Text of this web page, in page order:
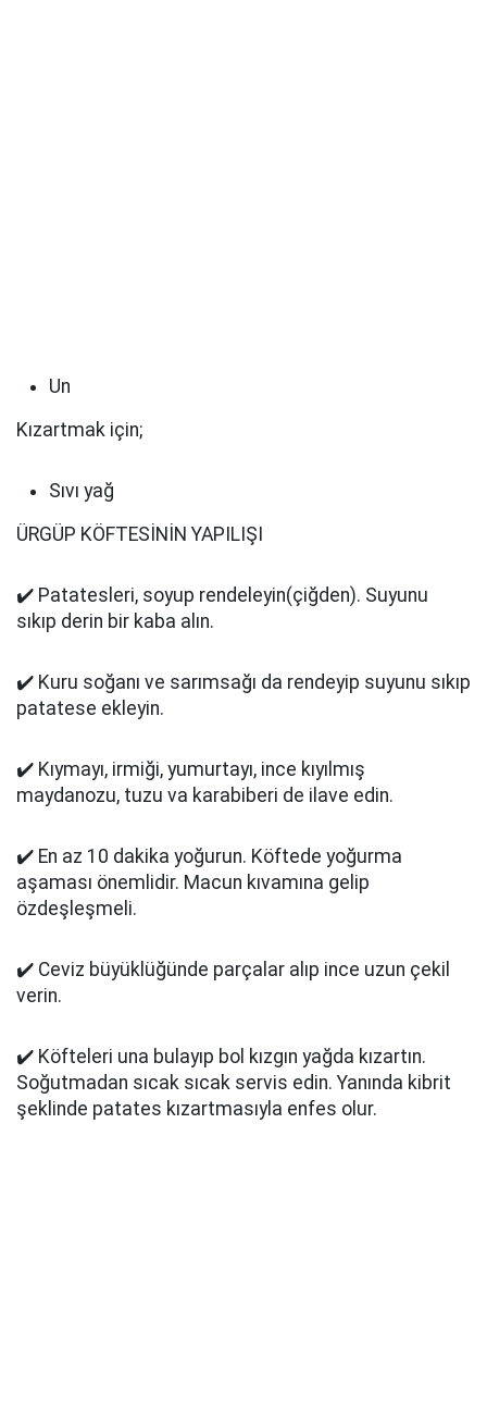
Un
Kızartmak için;
Sıvı yağ
ÜRGÜP KÖFTESİNİN YAPILIŞI
✔️ Patatesleri, soyup rendeleyin(çiğden). Suyunu
sıkıp derin bir kaba alın.
✔️ Kuru soğanı ve sarımsağı da rendeyip suyunu sıkıp
patatese ekleyin.
✔️ Kıymayı, irmiği, yumurtayı, ince kıyılmış
maydanozu, tuzu va karabiberi de ilave edin.
✔️ En az 10 dakika yoğurun. Köftede yoğurma
aşaması önemlidir. Macun kıvamına gelip
özdeşleşmeli.
✔️ Ceviz büyüklüğünde parçalar alıp ince uzun çekil
verin.
✔️ Köfteleri una bulayıp bol kızgın yağda kızartın.
Soğutmadan sıcak sıcak servis edin. Yanında kibrit
şeklinde patates kızartmasıyla enfes olur.